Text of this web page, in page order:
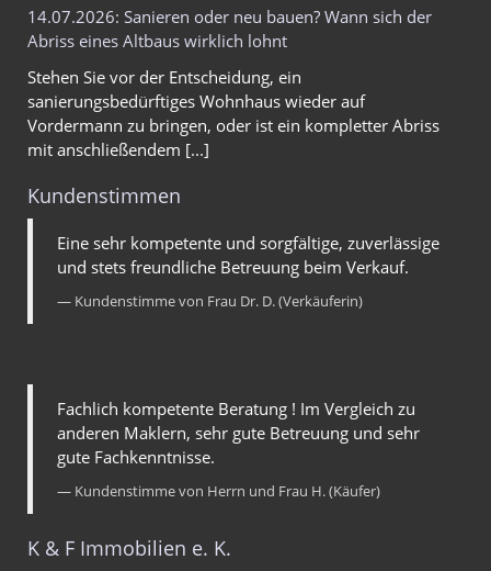
14.07.2026: Sanieren oder neu bauen? Wann sich der
Abriss eines Altbaus wirklich lohnt
Stehen Sie vor der Entscheidung, ein
sanierungsbedürftiges Wohnhaus wieder auf
Vordermann zu bringen, oder ist ein kompletter Abriss
mit anschließendem [...]
Kundenstimmen
Eine sehr kompetente und sorgfältige, zuverlässige
und stets freundliche Betreuung beim Verkauf.
Kundenstimme von Frau Dr. D. (Verkäuferin)
Fachlich kompetente Beratung ! Im Vergleich zu
anderen Maklern, sehr gute Betreuung und sehr
gute Fachkenntnisse.
Kundenstimme von Herrn und Frau H. (Käufer)
K & F Immobilien e. K.